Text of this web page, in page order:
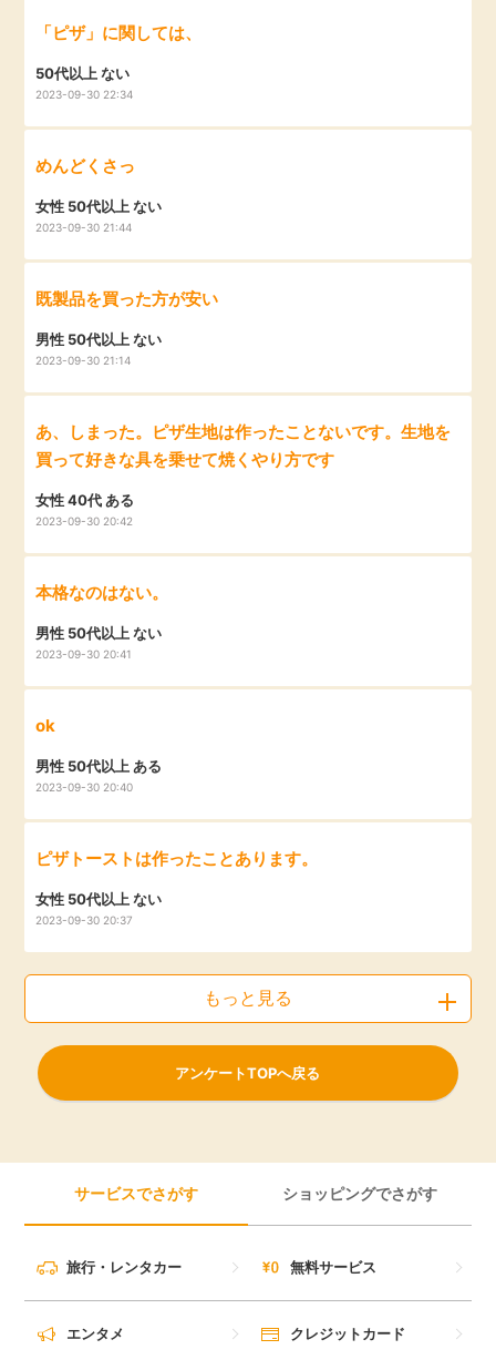
「ピザ」に関しては、
50代以上 ない
2023-09-30 22:34
めんどくさっ
女性 50代以上 ない
2023-09-30 21:44
既製品を買った方が安い
男性 50代以上 ない
2023-09-30 21:14
あ、しまった。ピザ生地は作ったことないです。生地を
買って好きな具を乗せて焼くやり方です
女性 40代 ある
2023-09-30 20:42
本格なのはない。
男性 50代以上 ない
2023-09-30 20:41
ok
男性 50代以上 ある
2023-09-30 20:40
ピザトーストは作ったことあります。
女性 50代以上 ない
2023-09-30 20:37
もっと見る
アンケートTOPへ戻る
サービスでさがす ショッピングでさがす
旅行・レンタカー 無料サービス
エンタメ クレジットカード